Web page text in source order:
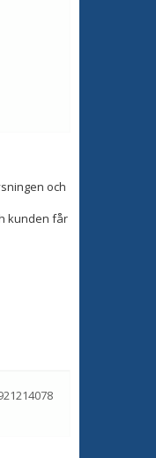
och
kunden får